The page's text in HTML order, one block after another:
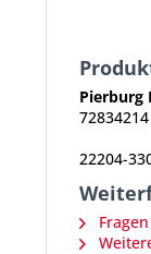
Pierburg
72834214
22204-